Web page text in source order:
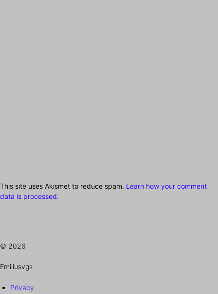
This site uses Akismet to reduce spam. Learn how your comment
data is processed.
© 2026
Emiliusvgs
Privacy